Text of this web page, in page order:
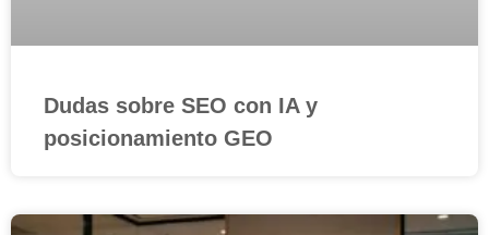
Dudas sobre SEO con IA y
posicionamiento GEO